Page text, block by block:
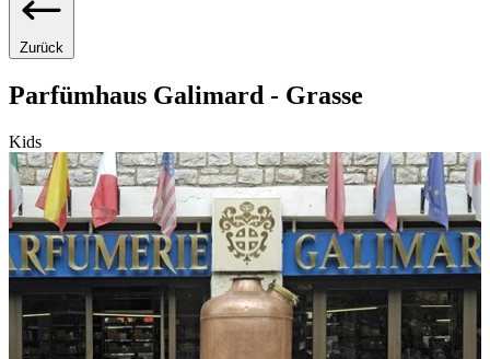
Zurück
Parfümhaus Galimard - Grasse
Kids